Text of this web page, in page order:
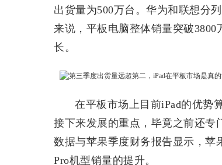
出货量为500万台。华为和联想分
来说，平板电脑整体销量突破
长。
在平板市场上目前iPad的优势
接下来发展的重点，毕竟之前还专
数据与苹果季度财务报告显示，苹
Pro机型销量的提升。